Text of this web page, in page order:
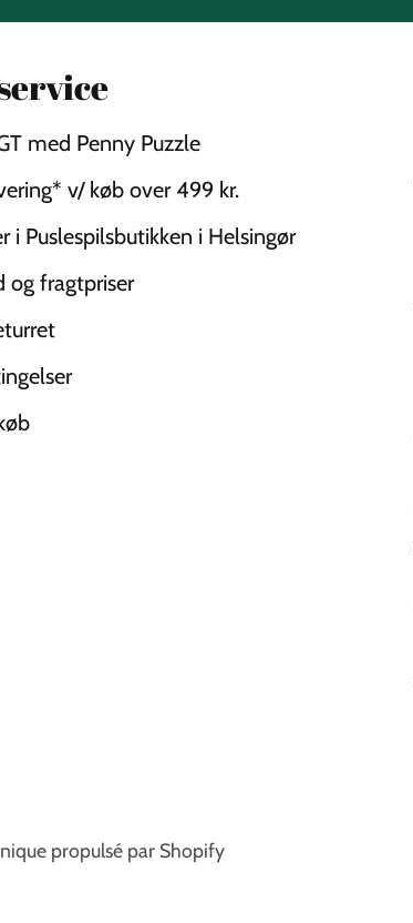
med Penny Puzzle
v/ køb over 499 kr.
i Puslespilsbutikken i Helsingør
og fragtpriser
propulsé par Shopify